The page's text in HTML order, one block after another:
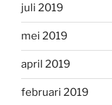
juli 2019
mei 2019
april 2019
februari 2019